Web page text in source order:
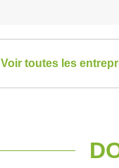
Voir toutes les